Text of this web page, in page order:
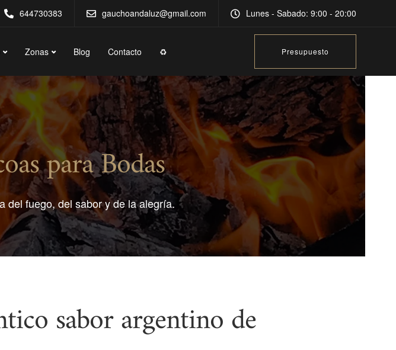
644730383 gauchoandaluz@gmail.com Lunes - Sabado: 9:00 - 20:00
Zonas Blog Contacto ♻️ Presupuesto
para Bodas
del fuego, del sabor y de la alegría.
sabor argentino de